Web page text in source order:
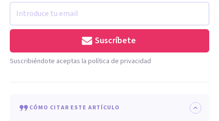
Suscríbete
Suscribiéndote aceptas la política de privacidad
CÓMO CITAR ESTE ARTÍCULO